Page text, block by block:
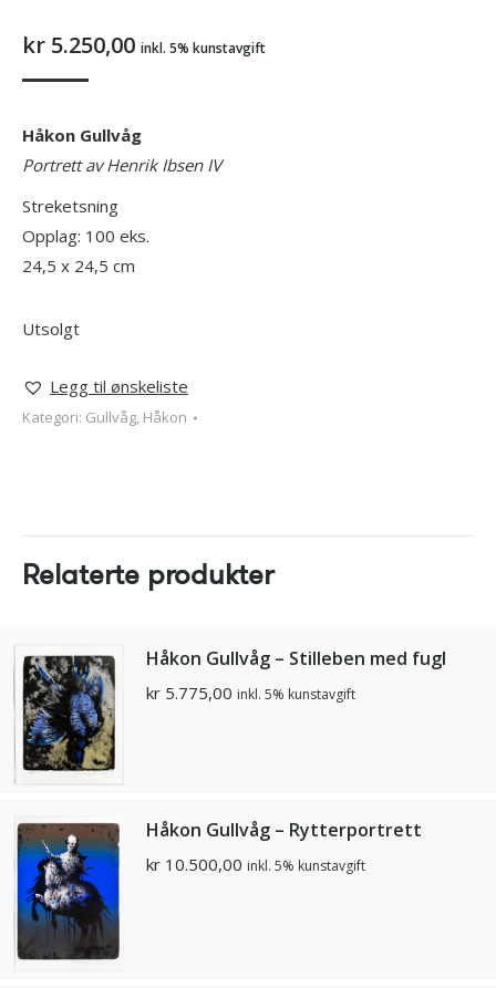
kr 5.250,00 inkl. 5% kunstavgift
Håkon Gullvåg
Portrett av Henrik Ibsen IV
Streketsning
Opplag: 100 eks.
24,5 x 24,5 cm
Utsolgt
Legg til ønskeliste
Kategori: Gullvåg, Håkon
Relaterte produkter
Håkon Gullvåg – Stilleben med fugl
kr 5.775,00 inkl. 5% kunstavgift
Håkon Gullvåg – Rytterportrett
kr 10.500,00 inkl. 5% kunstavgift